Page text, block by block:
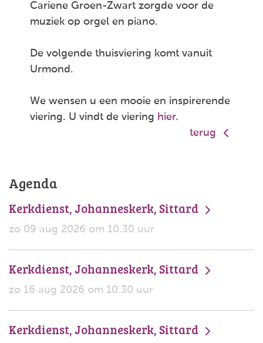
Cariene Groen-Zwart zorgde voor de
muziek op orgel en piano.
De volgende thuisviering komt vanuit
Urmond.
We wensen u een mooie en inspirerende
viering. U vindt de viering hier.
terug
Agenda
Kerkdienst, Johanneskerk, Sittard
zo 09 aug 2026 om 10.30 uur
Kerkdienst, Johanneskerk, Sittard
zo 16 aug 2026 om 10.30 uur
Kerkdienst, Johanneskerk, Sittard